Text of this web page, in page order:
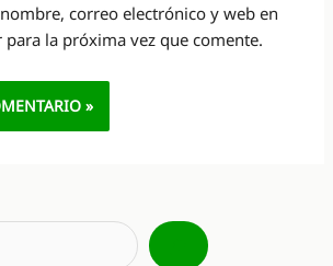
correo electrónico y web en
para la próxima vez que comente.